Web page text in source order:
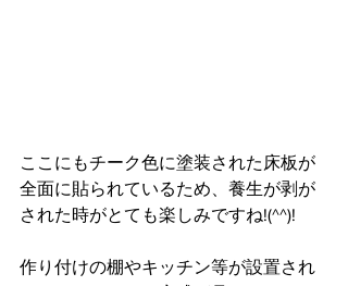
ここにもチーク色に塗装された床板が
全面に貼られているため、養生が剥が
された時がとても楽しみですね!(^^)!
作り付けの棚やキッチン等が設置され